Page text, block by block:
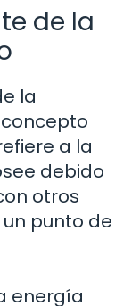
de la
la
a la
debido
otros
punto de
energía